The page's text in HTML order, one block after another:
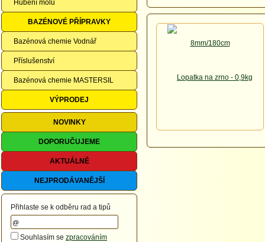
Hubení molů
BAZÉNOVÉ PŘÍPRAVKY
Bazénová chemie Vodnář
Příslušenství
Bazénová chemie MASTERSIL
VÝPRODEJ
NOVINKY
DOPORUČUJEME
AKTUÁLNĚ
NEJPRODÁVANĚJŠÍ
Přihlaste se k odběru rad a tipů
Souhlasím se zpracováním